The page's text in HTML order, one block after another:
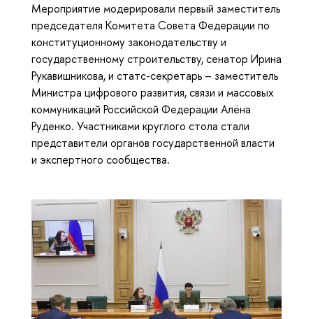
Мероприятие модерировали первый заместитель
председателя Комитета Совета Федерации по
конституционному законодательству и
государственному строительству, сенатор Ирина
Рукавишникова, и статс-секретарь – заместитель
Министра цифрового развития, связи и массовых
коммуникаций Российской Федерации Алёна
Руденко. Участниками круглого стола стали
представители органов государственной власти
и экспертного сообщества.